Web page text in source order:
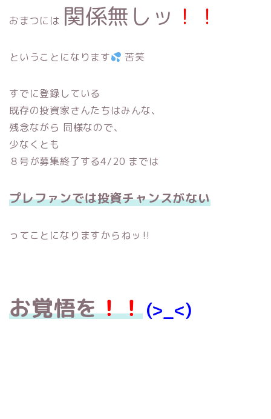
おまつには 関係無しッ ！！
ということになります 苦笑
すでに登録している
既存の投資家さんたちはみんな、
残念ながら 同様なので、
少なくとも
８号が募集終了する4/20 までは
プレファンでは投資チャンスがない
ってことになりますからねッ‼︎
お覚悟を！！(>_<)